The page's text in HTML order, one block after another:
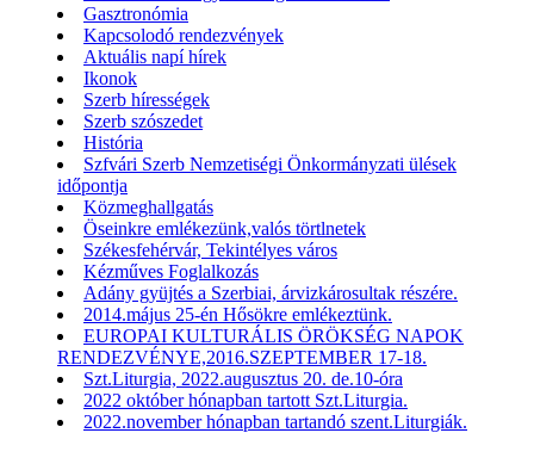
Gasztronómia
Kapcsolodó rendezvények
Aktuális napí hírek
Ikonok
Szerb hírességek
Szerb szószedet
História
Szfvári Szerb Nemzetiségi Önkormányzati ülések
időpontja
Közmeghallgatás
Öseinkre emlékezünk,valós törtlnetek
Székesfehérvár, Tekintélyes város
Kézműves Foglalkozás
Adány gyüjtés a Szerbiai, árvizkárosultak részére.
2014.május 25-én Hősökre emlékeztünk.
EUROPAI KULTURÁLIS ÖRÖKSÉG NAPOK
RENDEZVÉNYE,2016.SZEPTEMBER 17-18.
Szt.Liturgia, 2022.augusztus 20. de.10-óra
2022 október hónapban tartott Szt.Liturgia.
2022.november hónapban tartandó szent.Liturgiák.